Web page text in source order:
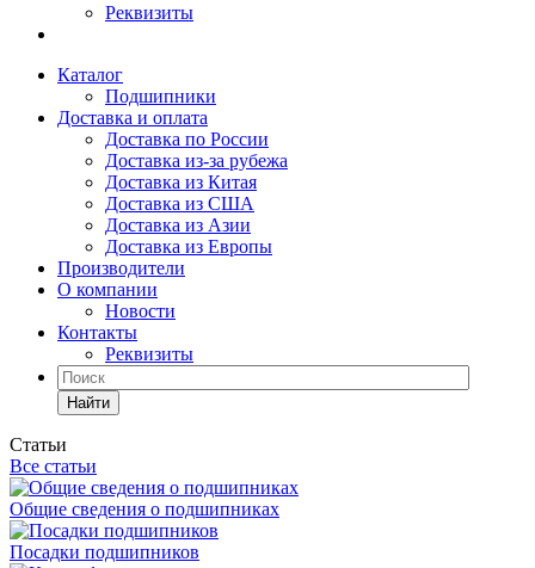
Реквизиты
Каталог
Подшипники
Доставка и оплата
Доставка по России
Доставка из-за рубежа
Доставка из Китая
Доставка из США
Доставка из Азии
Доставка из Европы
Производители
О компании
Новости
Контакты
Реквизиты
Найти
Статьи
Все статьи
Общие сведения о подшипниках
Посадки подшипников